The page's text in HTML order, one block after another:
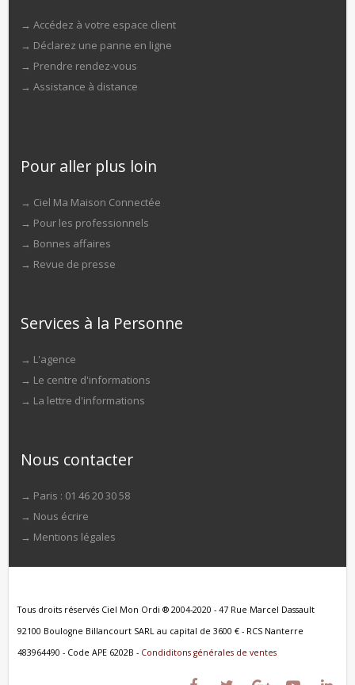
→ Accédez à votre espace client
→ Déclarez une panne en ligne
→ Prendre rendez-vous
→ Assistance à distance
Pour aller plus loin
→ Ciel Ma Maison Connectée
→ Pour les professionnels
→ Bonnes affaires
→ Revue de presse
Services à la Personne
→ L'agence
→ Le centre d'informations
→ La lettre d'informations
Nous contacter
→ Paris : 01 46 20 30 58
→ Nous écrire
→ Mentions légales
Tous droits réservés Ciel Mon Ordi ® 2004-2020 - 47 Rue Marcel Dassault
92100 Boulogne Billancourt SARL au capital de 3600 € - RCS Nanterre
483964490 - Code APE 6202B - Condiditons générales de ventes